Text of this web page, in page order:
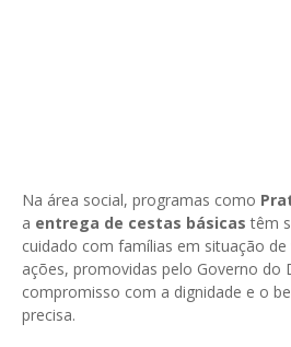
Na área social, programas como
a entrega de cestas básicas têm
cuidado com famílias em situação de
ações, promovidas pelo Governo do
compromisso com a dignidade e o
precisa.